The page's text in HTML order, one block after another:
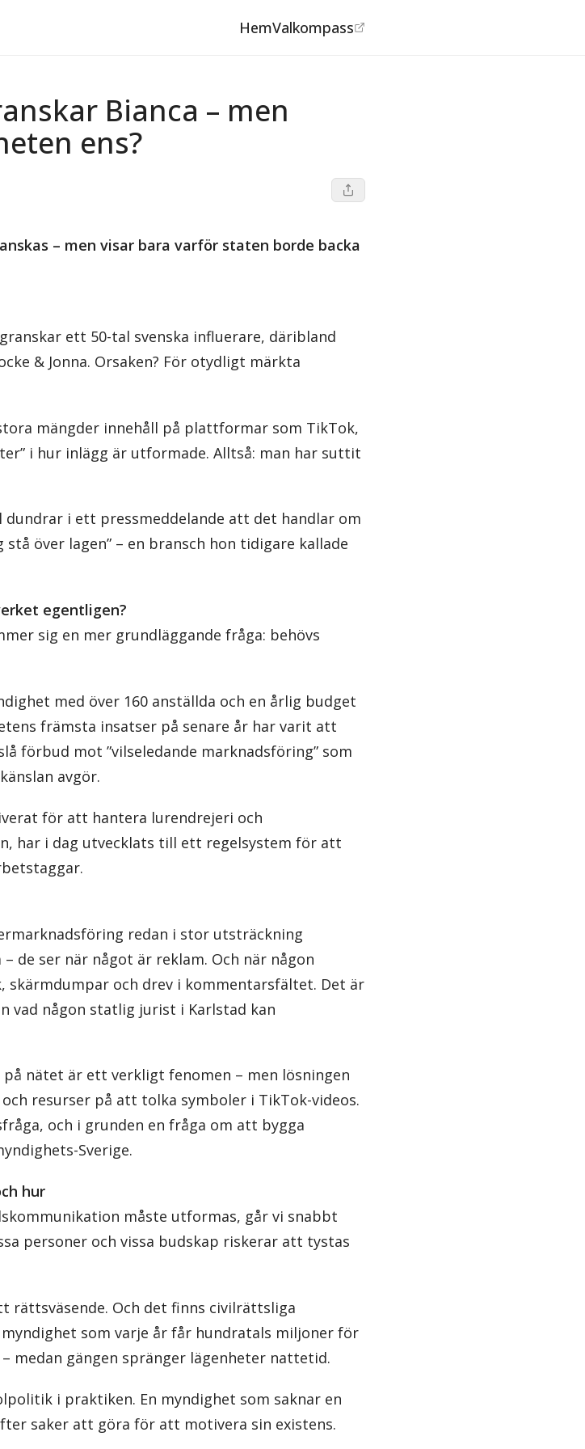
HemValkompass
Bianca – men
ens?
– men visar bara varför staten borde backa
ett 50-tal svenska influerare, däribland
& Jonna. Orsaken? För otydligt märkta
mängder innehåll på plattformar som TikTok,
i hur inlägg är utformade. Alltså: man har suttit
dundrar i ett pressmeddelande att det handlar om
över lagen” – en bransch hon tidigare kallade
egentligen?
sig en mer grundläggande fråga: behövs
med över 160 anställda och en årlig budget
främsta insatser på senare år har varit att
förbud mot ”vilseledande marknadsföring” som
avgör.
för att hantera lurendrejeri och
har i dag utvecklats till ett regelsystem för att
redan i stor utsträckning
de ser när något är reklam. Och när någon
och drev i kommentarsfältet. Det är
vad någon statlig jurist i Karlstad kan
nätet är ett verkligt fenomen – men lösningen
resurser på att tolka symboler i TikTok-videos.
och i grunden en fråga om att bygga
Sverige.
hur
måste utformas, går vi snabbt
personer och vissa budskap riskerar att tystas
rättsväsende. Och det finns civilrättsliga
som varje år får hundratals miljoner för
medan gängen spränger lägenheter nattetid.
i praktiken. En myndighet som saknar en
saker att göra för att motivera sin existens.